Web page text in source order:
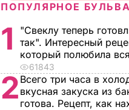
ПОПУЛЯРНОЕ
1
"Свеклу теперь
так". Интересный
который полюбила
61843
2 Всего три часа в
вкусная закуска из
готова. Рецепт, как